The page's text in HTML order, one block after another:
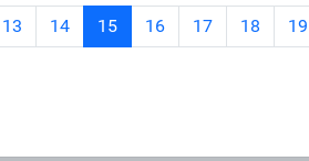
13 14 15 16 17 18 19